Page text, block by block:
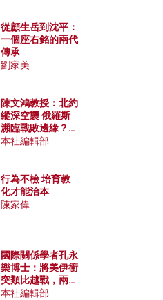
從顧生岳到沈平：
一個座右銘的兩代
傳承
劉家美
陳文鴻教授：北約
縱深空襲 俄羅斯
瀕臨戰敗邊緣？中
國零部件能左右戰
本社編輯部
行為不檢 培育教
化才能治本
陳家偉
國際關係學者孔永
樂博士：將美伊衝
突類比越戰，兩者
有何異同？中國崛
本社編輯部